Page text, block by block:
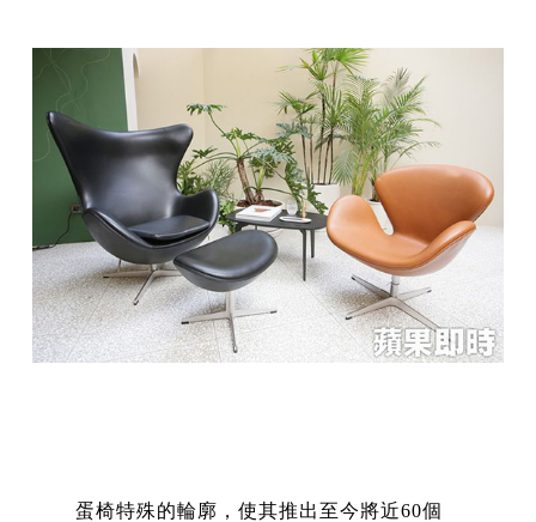
蛋椅特殊的輪廓，使其推出至今將近60個